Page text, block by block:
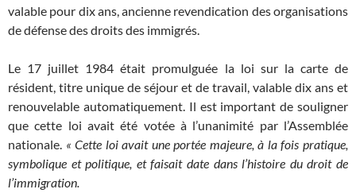
valable pour dix ans, ancienne revendication des organisations
de défense des droits des immigrés.
Le 17 juillet 1984 était promulguée la loi sur la carte de
résident, titre unique de séjour et de travail, valable dix ans et
renouvelable automatiquement. Il est important de souligner
que cette loi avait été votée à l’unanimité par l’Assemblée
nationale. « Cette loi avait une portée majeure, à la fois pratique,
symbolique et politique, et faisait date dans l’histoire du droit de
l’immigration.